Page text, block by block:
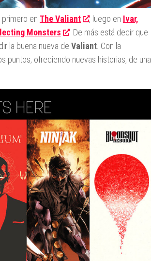
en The Valiant , luego en Ivar,
Monsters
. De más está decir que
la buena nueva de Valiant . Con la
puntos, ofreciendo nuevas historias, de una